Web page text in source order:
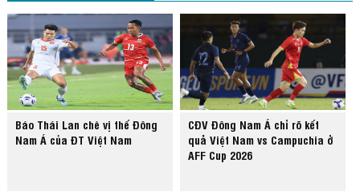
Báo Thái Lan chê vị thế Đông
Nam Á của ĐT Việt Nam
CĐV Đông Nam Á chỉ rõ kết
quả Việt Nam vs Campuchia ở
AFF Cup 2026